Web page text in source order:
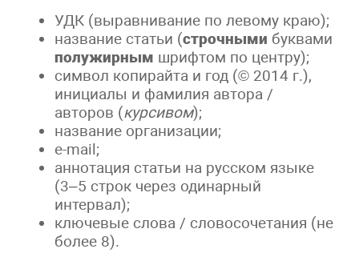
УДК (выравнивание по левому краю);
название статьи (строчными буквами
полужирным шрифтом по центру);
символ копирайта и год (© 2014 г.),
инициалы и фамилия автора /
авторов (курсивом);
название организации;
e-mail;
аннотация статьи на русском языке
(3–5 строк через одинарный
интервал);
ключевые слова / словосочетания (не
более 8).